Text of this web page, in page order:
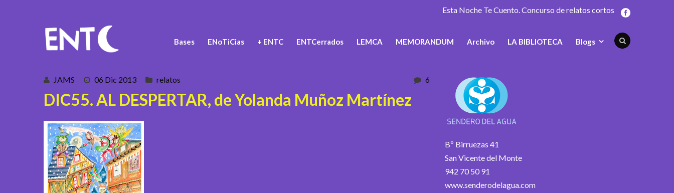
Esta Noche Te Cuento. Concurso de relatos cortos
Bases ENoTiCias + ENTC ENTCerrados LEMCA MEMORANDUM Archivo LA BIBLIOTECA Blogs
JAMS 06 Dic 2013 relatos 6
DIC55. AL DESPERTAR, de Yolanda Muñoz Martínez
Bº Birruezas 41
San Vicente del Monte
942 70 50 91
www.senderodelagua.com